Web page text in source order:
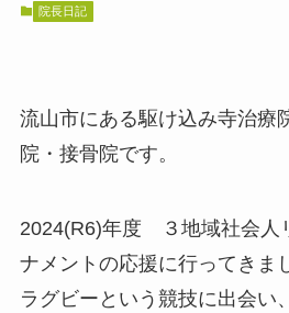
院長日記
流山市にある駆け込み寺治療
院・接骨院です。
2024(R6)年度 ３地域社会人
ナメントの応援に行ってきま
ラグビーという競技に出会い